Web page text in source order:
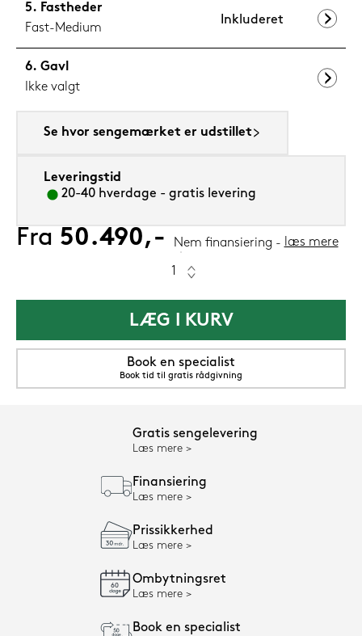
Fastheder
Fast-Medium
Inkluderet
Gavl
Ikke valgt
Se hvor sengemærket er udstillet
Leveringstid
20-40 hverdage - gratis levering
Fra 50.490,- Nem finansiering læs mere
LÆG I KURV
Book en specialist
Book tid til gratis rådgivning
Gratis sengelevering
Læs mere
Finansiering
Læs mere
Prissikkerhed
Læs mere
Ombytningsret
Læs mere
Book en specialist